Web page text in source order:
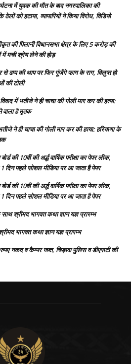
में युवक की मौत के बाद नगरपालिका की
को हटाया, व्यापारियों ने किया विरोध, विडियो
की पिलानी विधानसभा क्षेत्र के लिए 5 करोड़ की
मची श्रेय लेने की होड़
से ढप्प की थाप पर फिर गूंजेंगे फाग के राग, विलुप्त हो
की टोली
में भतीजे ने ही चाचा की गोली मार कर की हत्या:
वाला है मृतक
ने ही चाचा की गोली मार कर की हत्या: हरियाणा के
की 10वीं की अर्द्ध वार्षिक परीक्षा का पेपर लीक,
1 दिन पहले सोशल मीडिया पर आ जाता है पेपर
की 10वीं की अर्द्ध वार्षिक परीक्षा का पेपर लीक,
1 दिन पहले सोशल मीडिया पर आ जाता है पेपर
श्रीमद भागवत कथा ज्ञान यज्ञ प्रारम्भ
भागवत कथा ज्ञान यज्ञ प्रारम्भ
नकद व कैम्पर जब्त, चिड़ावा पुलिस व डीएसटी की